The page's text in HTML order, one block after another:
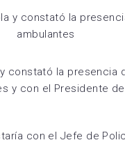
constató la presencia
y con el Presidente
con el Jefe de